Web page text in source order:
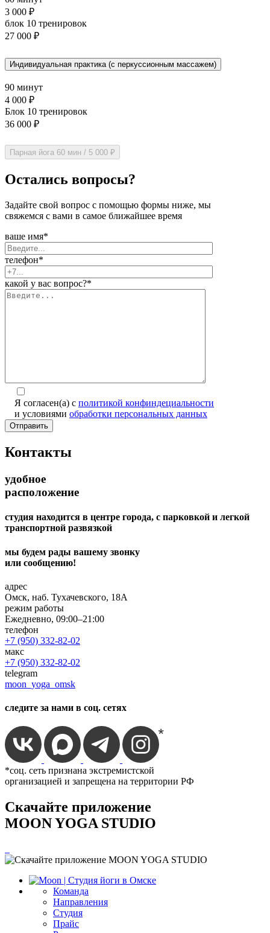
3 000 ₽
блок 10 тренировок
27 000 ₽
Индивидуальная практика (с перкуссионным массажем)
90 минут
4 000 ₽
Блок 10 тренировок
36 000 ₽
Парная йога 60 мин / 5 000 ₽
Остались вопросы?
Задайте свой вопрос с помощью формы ниже, мы
свяжемся с вами в самое ближайшее время
ваше имя*
телефон*
какой у вас вопрос?*
Я согласен(а) с политикой конфиндециальности
и условиями обработки персональных данных
Отправить
Контакты
удобное
расположение
студия находится в центре города, с парковкой и легкой
транспортной развязкой
мы будем рады вашему звонку
или сообщению!
адрес
Омск, наб. Тухачевского, 18А
режим работы
Ежедневно, 09:00–21:00
телефон
+7 (950) 332-82-02
макс
+7 (950) 332-82-02
telegram
moon_yoga_omsk
следите за нами в соц. сетях
*соц. сеть признана экстремистской
организацией и запрещена на территории РФ
Скачайте приложение
MOON YOGA STUDIO
Команда
Направления
Студия
Прайс